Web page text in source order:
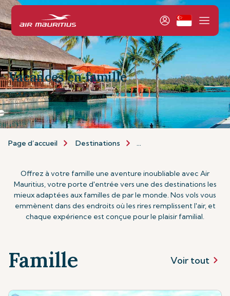
Vacances en famille
Page d’accueil Destinations Types de Vacances
Offrez à votre famille une aventure inoubliable avec Air
Mauritius, votre porte d'entrée vers une des destinations les
mieux adaptées aux familles de par le monde. Nos vols vous
emmènent dans des endroits où les rires remplissent l'air, et
chaque expérience est conçue pour le plaisir familial.
Famille Voir tout